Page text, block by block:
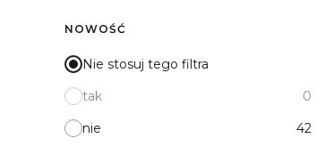
NOWOŚĆ
Nie stosuj tego filtra
tak
0
nie
42